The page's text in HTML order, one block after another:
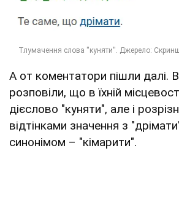
А от коментатори пішли далі.
розповіли, що в їхній
дієслово "куняти", але і
відтінками значення з
синонімом – "кімарити".